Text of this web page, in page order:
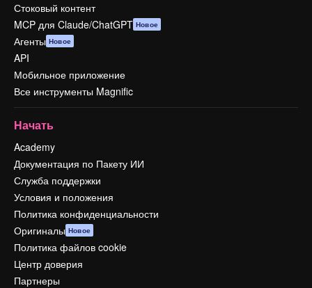
Стоковый контент
MCP для Claude/ChatGPT Новое
Агенты Новое
API
Мобильное приложение
Все инструменты Magnific
Начать
Academy
Документация по Пакету ИИ
Служба поддержки
Условия и положения
Политика конфиденциальности
Оригиналы Новое
Политика файлов cookie
Центр доверия
Партнеры